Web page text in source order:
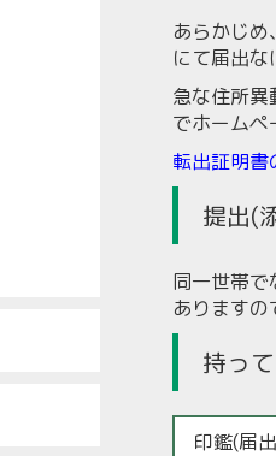
あらかじ
にて届出な
急な住所
でホームペ
転出証明書
提出(
同一世帯で
ありますの
持っ
印鑑(届